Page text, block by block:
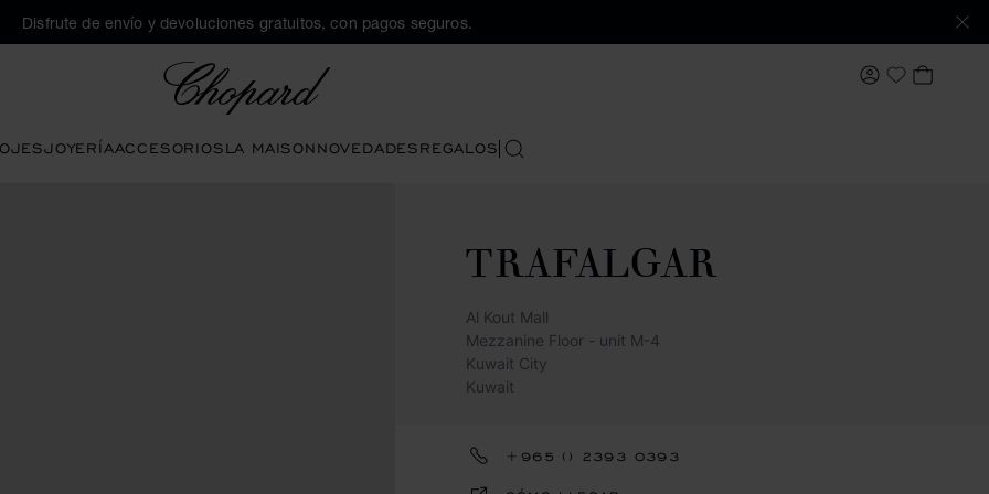
Disfrute de envío y devoluciones gratuitos, con pagos seguros.
MI CUENTA
My Wishlist
MI
JOYERÍAACCESORIOSLA MAISONNOVEDADESREGALOSBUSCAR
TRAFALGAR
Al Kout Mall
Mezzanine Floor - unit M-4
Kuwait City
Kuwait
+965 () 2393 0393